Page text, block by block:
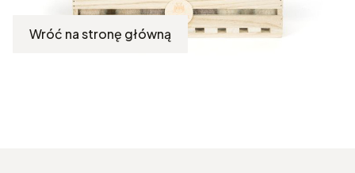
Wróć na stronę główną